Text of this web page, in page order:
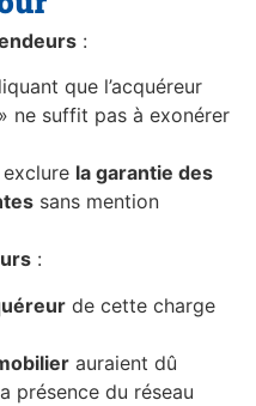
:
que l’acquéreur
ne suffit pas à exonérer
la garantie des
sans mention
:
de cette charge
auraient dû
présence du réseau